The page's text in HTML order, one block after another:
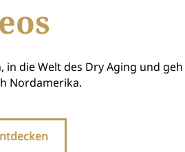
in die Welt des Dry Aging und
Nordamerika.